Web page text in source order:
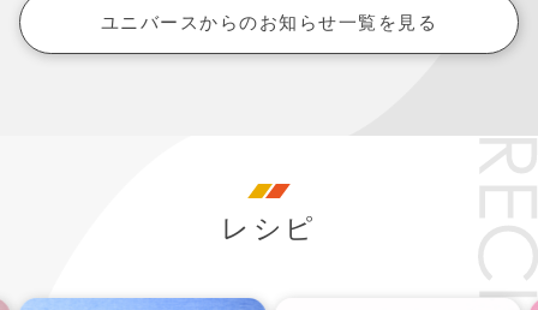
ユニバースからのお知らせ一覧を見る
レシピ